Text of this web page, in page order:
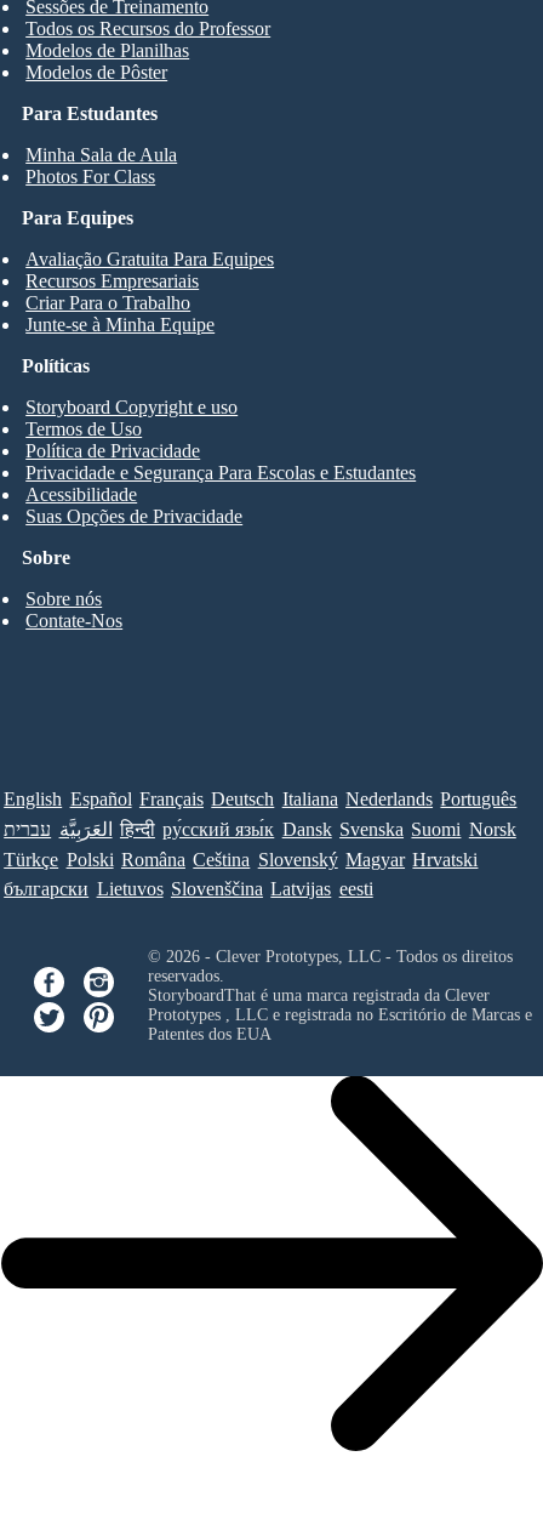
Para Estudantes
Minha Sala de Aula
Photos For Class
Sessões de Treinamento
Todos os Recursos do Professor
Modelos de Planilhas
Modelos de Pôster
Para Equipes
Avaliação Gratuita Para Equipes
Recursos Empresariais
Criar Para o Trabalho
Junte-se à Minha Equipe
Sobre
Sobre nós
Contate-Nos
Políticas
Storyboard Copyright e uso
Termos de Uso
Política de Privacidade
Privacidade e Segurança Para Escolas e Estudantes
Acessibilidade
Suas Opções de Privacidade
English Español Français Deutsch Italiana Nederlands Português
עברית العَرَبِيَّة हिन्दी ру́сский язы́к Dansk Svenska Suomi Norsk
Türkçe Polski Româna Ceština Slovenský Magyar Hrvatski
български Lietuvos Slovenščina Latvijas eesti
© 2026 - Clever Prototypes, LLC - Todos os direitos
reservados.
StoryboardThat é uma marca registrada da Clever
Prototypes , LLCe registrada no Escritório de Marcas e
Patentes dos EUA